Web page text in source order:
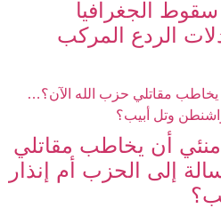
الجغرافيا
الردع المركب
أن يخاطب مقاتلي
إلى الحزب أم إنذار